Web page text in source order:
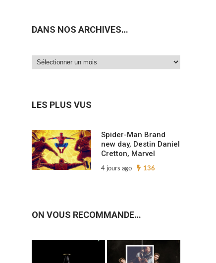
DANS NOS ARCHIVES…
Dans
LES PLUS VUS
Spider-Man Brand
new day, Destin Daniel
Cretton, Marvel
4 jours ago 136
ON VOUS RECOMMANDE…